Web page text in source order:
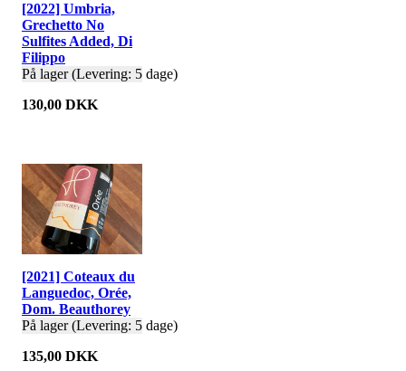
[2022] Umbria,
Grechetto No
Sulfites Added, Di
Filippo
På lager (Levering: 5 dage)
130,00 DKK
[2021] Coteaux du
Languedoc, Orée,
Dom. Beauthorey
På lager (Levering: 5 dage)
135,00 DKK